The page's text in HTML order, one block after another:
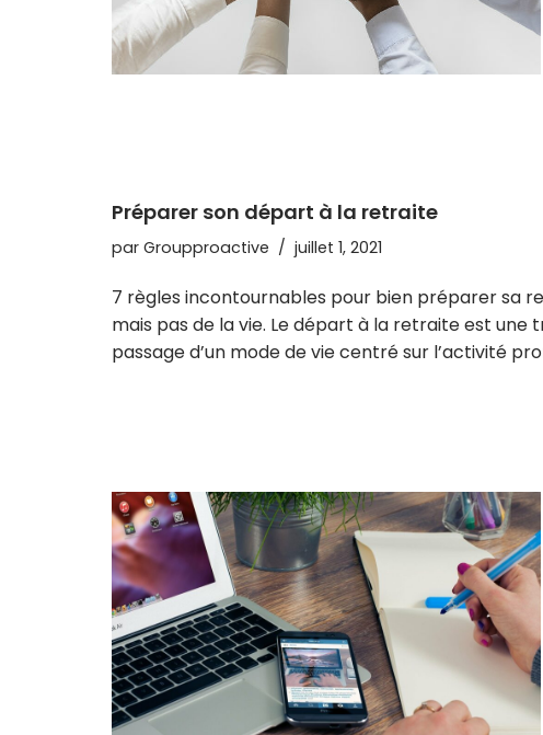
Préparer son départ à la retraite
par Groupproactive juillet 1, 2021
7 règles incontournables pour bien préparer sa
mais pas de la vie. Le départ à la retraite est une
passage d’un mode de vie centré sur l’activité